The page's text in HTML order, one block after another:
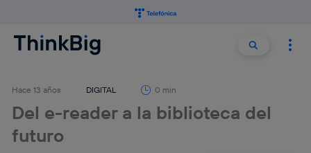
Buscar
Hace 13 años DIGITAL 0 min
Del e-reader a la biblioteca del
futuro